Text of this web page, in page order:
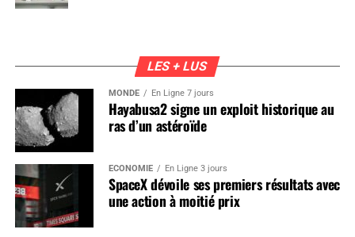
LES + LUS
MONDE En Ligne 7 jours
Hayabusa2 signe un exploit historique au
ras d’un astéroïde
ÉCONOMIE En Ligne 3 jours
SpaceX dévoile ses premiers résultats avec
une action à moitié prix